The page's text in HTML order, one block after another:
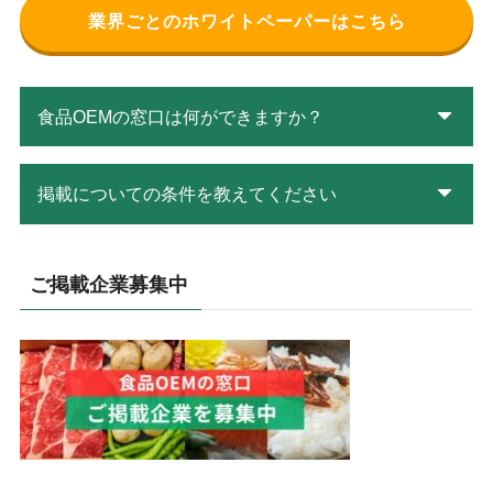
業界ごとのホワイトペーパーはこちら
食品OEMの窓口は何ができますか？
掲載についての条件を教えてください
ご掲載企業募集中